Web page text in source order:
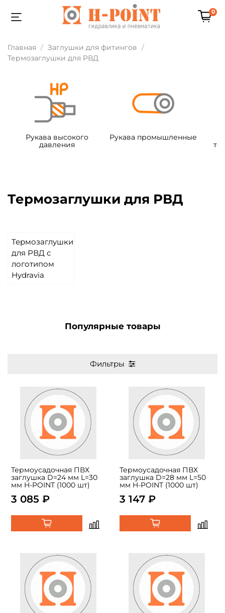
0
Главная
Заглушки для фитингов
Термозаглушки для РВД
Рукава высокого
давления
Рукава промышленные
Термозаглушки для РВД
Термозаглушки
для РВД с
логотипом
Hydravia
Фильтры
Термоусадочная ПВХ
заглушка D=24 мм L=30
мм H-POINT (1000 шт)
3 085 ₽
Термоусадочная ПВХ
заглушка D=28 мм L=50
мм H-POINT (1000 шт)
3 147 ₽
Популярные товары